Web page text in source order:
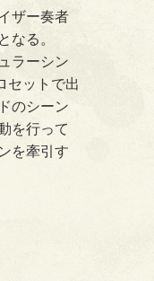
ザー奏者
る。
ラーシン
セットで出
のシーン
を行って
を牽引す